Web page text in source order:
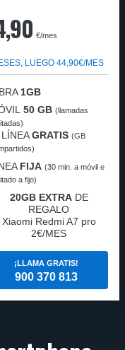
€/mes
LUEGO 44,90€/MES
1GB
50 GB (llamadas
LÍNEAGRATIS (GB
FIJA (30 min. a móvil e
a fijo)
20GB EXTRADE
REGALO
Xiaomi Redmi A7 pro
2€/MES
¡LLAMA GRATIS!
900 370 813